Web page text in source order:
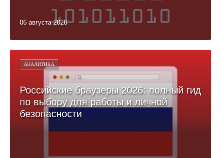
06 августа 2026
АНАЛИТИКА
Российские браузеры 2026: полный гид
по выбору для работы и личной
безопасности